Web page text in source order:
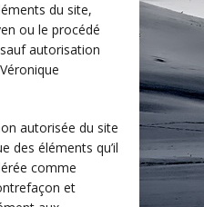
du site,
ou le procédé
autorisation
autorisée du site
des éléments qu’il
comme
et